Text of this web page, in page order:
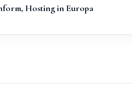
Hosting in Europa